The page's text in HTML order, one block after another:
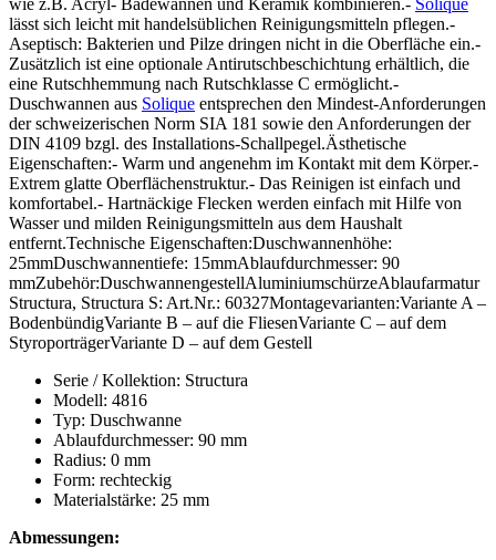
wie z.B. Acryl- Badewannen und Keramik kombinieren.- Solique
lässt sich leicht mit handelsüblichen Reinigungsmitteln pflegen.-
Aseptisch: Bakterien und Pilze dringen nicht in die Oberfläche ein.-
Zusätzlich ist eine optionale Antirutschbeschichtung erhältlich, die
eine Rutschhemmung nach Rutschklasse C ermöglicht.-
Duschwannen aus Solique entsprechen den Mindest-Anforderungen
der schweizerischen Norm SIA 181 sowie den Anforderungen der
DIN 4109 bzgl. des Installations-Schallpegel.Ästhetische
Eigenschaften:- Warm und angenehm im Kontakt mit dem Körper.-
Extrem glatte Oberflächenstruktur.- Das Reinigen ist einfach und
komfortabel.- Hartnäckige Flecken werden einfach mit Hilfe von
Wasser und milden Reinigungsmitteln aus dem Haushalt
entfernt.Technische Eigenschaften:Duschwannenhöhe:
25mmDuschwannentiefe: 15mmAblaufdurchmesser: 90
mmZubehör:DuschwannengestellAluminiumschürzeAblaufarmatur
Structura, Structura S: Art.Nr.: 60327Montagevarianten:Variante A –
BodenbündigVariante B – auf die FliesenVariante C – auf dem
StyroporträgerVariante D – auf dem Gestell
Serie / Kollektion: Structura
Modell: 4816
Typ: Duschwanne
Ablaufdurchmesser: 90 mm
Radius: 0 mm
Form: rechteckig
Materialstärke: 25 mm
Abmessungen: